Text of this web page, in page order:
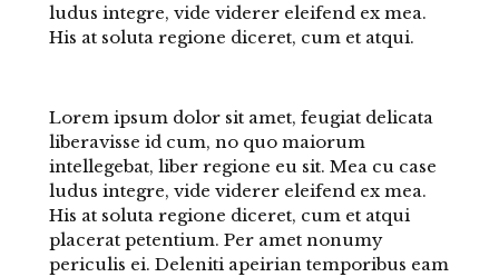
ludus integre, vide viderer eleifend ex mea.
His at soluta regione diceret, cum et atqui.
Lorem ipsum dolor sit amet, feugiat delicata
liberavisse id cum, no quo maiorum
intellegebat, liber regione eu sit. Mea cu case
ludus integre, vide viderer eleifend ex mea.
His at soluta regione diceret, cum et atqui
placerat petentium. Per amet nonumy
periculis ei. Deleniti apeirian temporibus eam